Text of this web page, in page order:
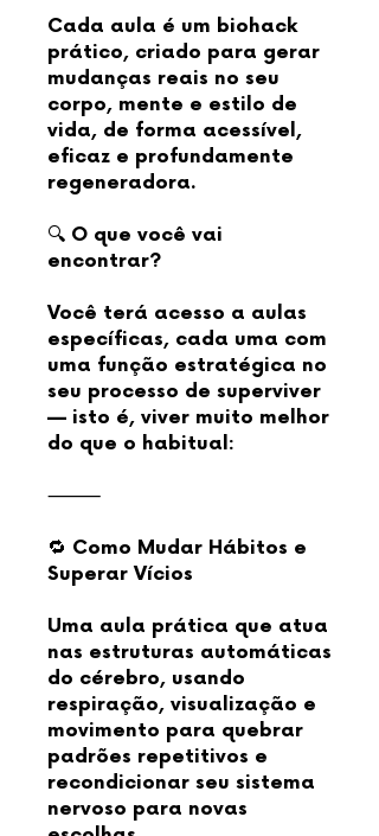
Cada aula é um biohack
prático, criado para gerar
mudanças reais no seu
corpo, mente e estilo de
vida, de forma acessível,
eficaz e profundamente
regeneradora.
🔍 O que você vai
encontrar?
Você terá acesso a aulas
específicas, cada uma com
uma função estratégica no
seu processo de superviver
— isto é, viver muito melhor
do que o habitual:
⸻
🔁 Como Mudar Hábitos e
Superar Vícios
Uma aula prática que atua
nas estruturas automáticas
do cérebro, usando
respiração, visualização e
movimento para quebrar
padrões repetitivos e
recondicionar seu sistema
nervoso para novas